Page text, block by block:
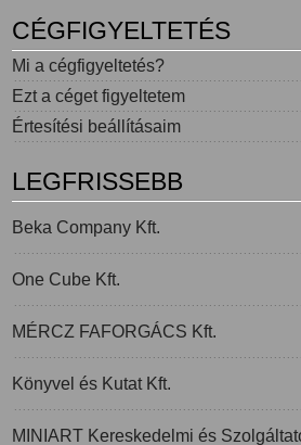
CÉGFIGYELTETÉS
Mi a cégfigyeltetés?
Ezt a céget figyeltetem
Értesítési beállításaim
LEGFRISSEBB
Beka Company Kft.
One Cube Kft.
MÉRCZ FAFORGÁCS Kft.
Könyvel és Kutat Kft.
MINIART Kereskedelmi és